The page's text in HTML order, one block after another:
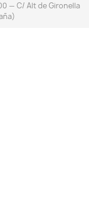
— C/ Alt de Gironella